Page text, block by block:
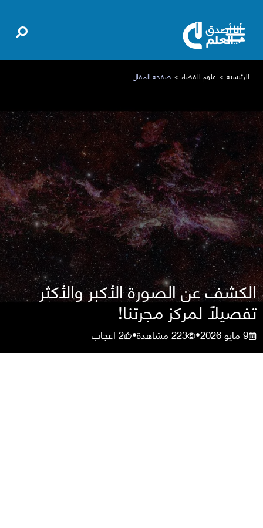
الرئيسية علوم الفضاء صفحة المقال
الكشف عن الصورة الأكبر والأكثر
تفصيلًا لمركز مجرتنا!
9 مايو 2026 •
223مشاهدة•
2اعجاب